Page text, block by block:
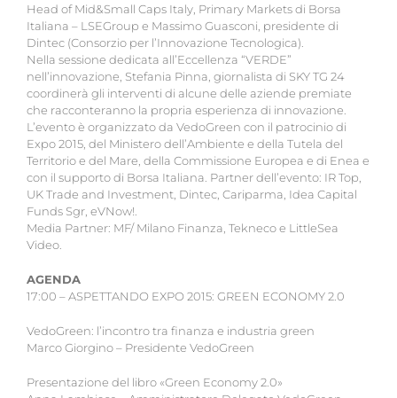
Head of Mid&Small Caps Italy, Primary Markets di Borsa
Italiana – LSEGroup e Massimo Guasconi, presidente di
Dintec (Consorzio per l’Innovazione Tecnologica).
Nella sessione dedicata all’Eccellenza “VERDE”
nell’innovazione, Stefania Pinna, giornalista di SKY TG 24
coordinerà gli interventi di alcune delle aziende premiate
che racconteranno la propria esperienza di innovazione.
L’evento è organizzato da VedoGreen con il patrocinio di
Expo 2015, del Ministero dell’Ambiente e della Tutela del
Territorio e del Mare, della Commissione Europea e di Enea e
con il supporto di Borsa Italiana. Partner dell’evento: IR Top,
UK Trade and Investment, Dintec, Cariparma, Idea Capital
Funds Sgr, eVNow!.
Media Partner: MF/ Milano Finanza, Tekneco e LittleSea
Video.
AGENDA
17:00 – ASPETTANDO EXPO 2015: GREEN ECONOMY 2.0
VedoGreen: l’incontro tra finanza e industria green
Marco Giorgino – Presidente VedoGreen
Presentazione del libro «Green Economy 2.0»